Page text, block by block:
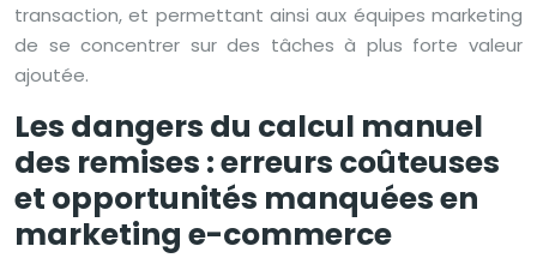
transaction, et permettant ainsi aux équipes marketing
de se concentrer sur des tâches à plus forte valeur
ajoutée.
Les dangers du calcul manuel
des remises : erreurs coûteuses
et opportunités manquées en
marketing e-commerce